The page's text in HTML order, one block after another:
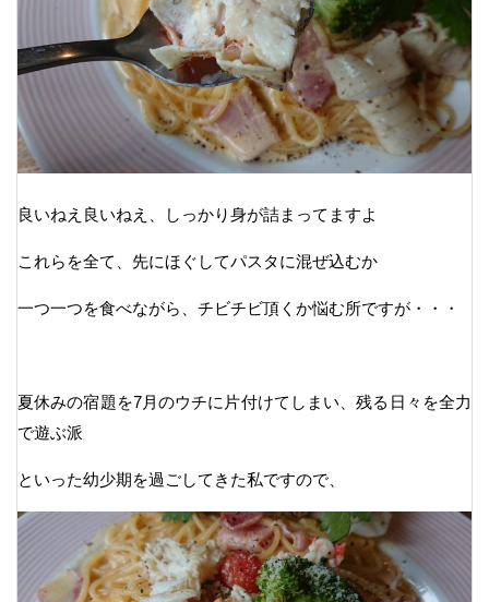
良いねえ良いねえ、しっかり身が詰まってますよ
これらを全て、先にほぐしてパスタに混ぜ込むか
一つ一つを食べながら、チビチビ頂くか悩む所ですが・・・
夏休みの宿題を7月のウチに片付けてしまい、残る日々を全力
で遊ぶ派
といった幼少期を過ごしてきた私ですので、